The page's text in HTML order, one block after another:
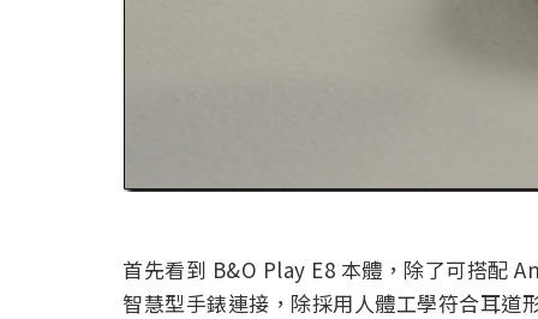
首先看到 B&O Play E8 本體，除了可搭配
智慧型手錶連接，除採用人體工學符合耳道